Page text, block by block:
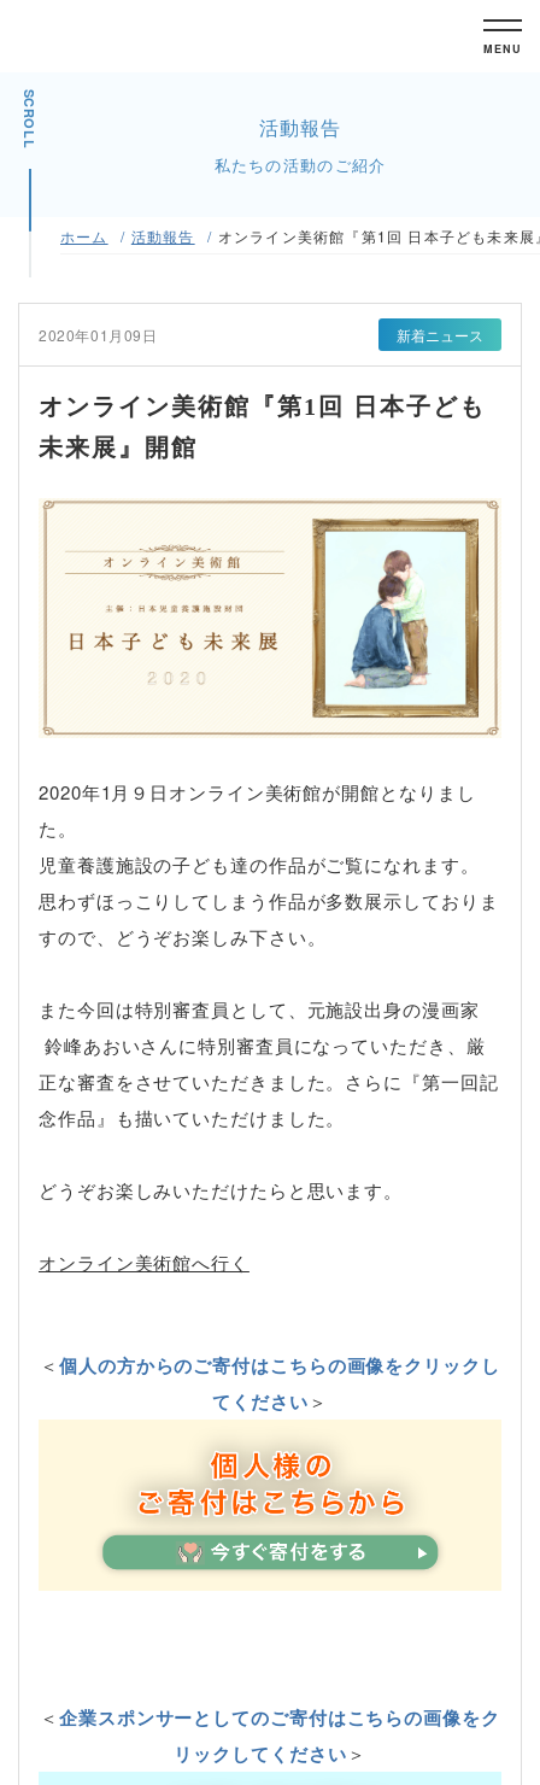
MENU
SCROLL 活動報告
私たちの活動のご紹介
ホーム 活動報告 オンライン美術館『第1回 日本子ども未来展
2020年01月09日 新着ニュース
オンライン美術館『第1回 日本子ども
未来展』開館
2020年1月９日オンライン美術館が開館となりまし
た。
児童養護施設の子ども達の作品がご覧になれます。
思わずほっこりしてしまう作品が多数展示しておりま
すので、どうぞお楽しみ下さい。
また今回は特別審査員として、元施設出身の漫画家
鈴峰あおいさんに特別審査員になっていただき、厳
正な審査をさせていただきました。さらに『第一回記
念作品』も描いていただけました。
どうぞお楽しみいただけたらと思います。
オンライン美術館へ行く
＜個人の方からのご寄付はこちらの画像をクリックし
てください＞
＜企業スポンサーとしてのご寄付はこちらの画像をク
リックしてください＞